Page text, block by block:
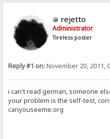
rejetto
Administrator
Tireless poster
Reply #1 on:November 20, 2011,
i can't read german, someone
your problem is the self-test,
canyouseeme.org